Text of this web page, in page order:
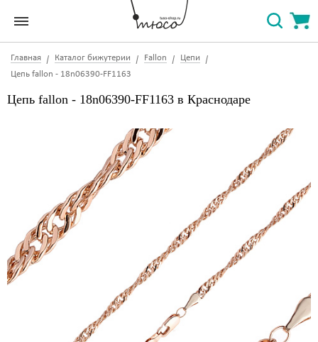
Главная Каталог бижутерии Fallon
Цепи
Цепь fallon - 18n06390-FF1163
Цепь fallon - 18n06390-FF1163 в Краснодаре